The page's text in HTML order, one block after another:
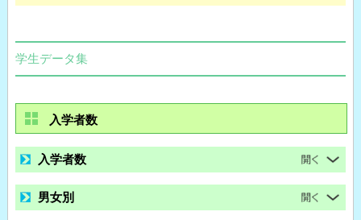
学生データ集
入学者数
入学者数
男女別